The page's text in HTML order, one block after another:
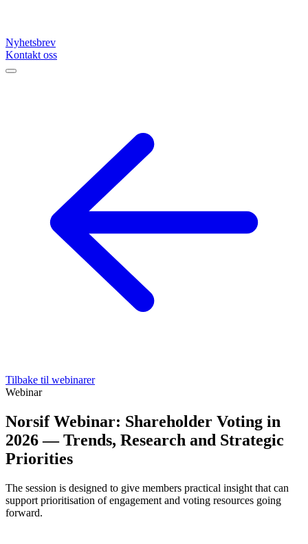
Nyhetsbrev
Kontakt oss
Tilbake til webinarer
Webinar
Norsif Webinar: Shareholder Voting in
2026 — Trends, Research and Strategic
Priorities
The session is designed to give members practical insight that can
support prioritisation of engagement and voting resources going
forward.